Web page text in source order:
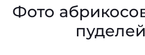
Фото
пуделей